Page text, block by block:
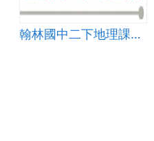
翰林國中二下地理課本重點填充(111)